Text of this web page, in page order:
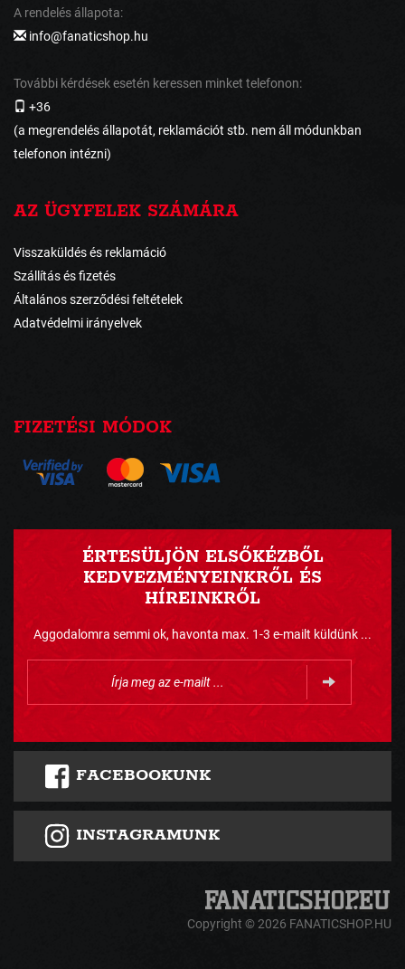
A rendelés állapota:
info@fanaticshop.hu
További kérdések esetén keressen minket telefonon:
+36
(a megrendelés állapotát, reklamációt stb. nem áll módunkban
telefonon intézni)
AZ ÜGYFELEK SZÁMÁRA
Visszaküldés és reklamáció
Szállítás és fizetés
Általános szerződési feltételek
Adatvédelmi irányelvek
FIZETÉSI MÓDOK
ÉRTESÜLJÖN ELSŐKÉZBŐL
KEDVEZMÉNYEINKRŐL ÉS
HÍREINKRŐL
Aggodalomra semmi ok, havonta max. 1-3 e-mailt küldünk ...
FACEBOOKUNK
INSTAGRAMUNK
Copyright © 2026 FANATICSHOP.HU